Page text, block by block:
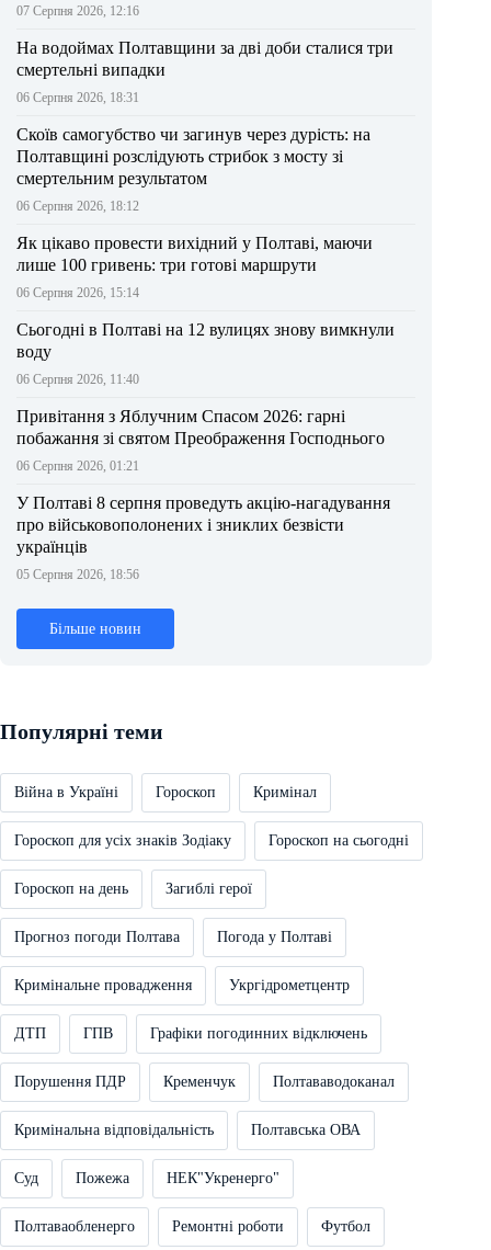
07 Серпня 2026, 12:16
На водоймах Полтавщини за дві доби сталися три
смертельні випадки
06 Серпня 2026, 18:31
Скоїв самогубство чи загинув через дурість: на
Полтавщині розслідують стрибок з мосту зі
смертельним результатом
06 Серпня 2026, 18:12
Як цікаво провести вихідний у Полтаві, маючи
лише 100 гривень: три готові маршрути
06 Серпня 2026, 15:14
Сьогодні в Полтаві на 12 вулицях знову вимкнули
воду
06 Серпня 2026, 11:40
Привітання з Яблучним Спасом 2026: гарні
побажання зі святом Преображення Господнього
06 Серпня 2026, 01:21
У Полтаві 8 серпня проведуть акцію-нагадування
про військовополонених і зниклих безвісти
українців
05 Серпня 2026, 18:56
Більше новин
Популярні теми
Війна в Україні Гороскоп Кримінал
Гороскоп для усіх знаків Зодіаку Гороскоп на сьогодні
Гороскоп на день Загиблі герої
Прогноз погоди Полтава Погода у Полтаві
Кримінальне провадження Укргідрометцентр
ДТП ГПВ Графіки погодинних відключень
Порушення ПДР Кременчук Полтававодоканал
Кримінальна відповідальність Полтавська ОВА
Суд Пожежа НЕК"Укренерго"
Полтаваобленерго Ремонтні роботи Футбол